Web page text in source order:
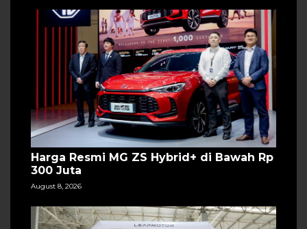
Harga Resmi MG ZS Hybrid+ di Bawah Rp
300 Juta
August 8, 2026